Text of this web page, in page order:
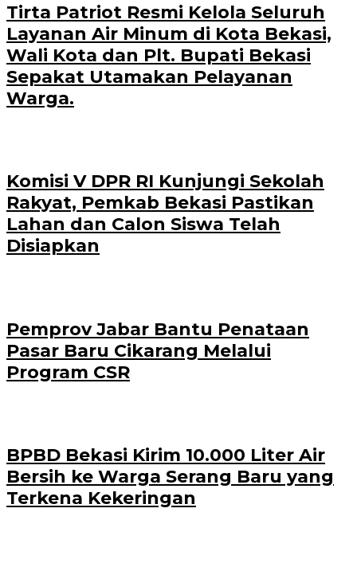
Tirta Patriot Resmi Kelola Seluruh
Layanan Air Minum di Kota Bekasi,
Wali Kota dan Plt. Bupati Bekasi
Sepakat Utamakan Pelayanan
Warga.
Komisi V DPR RI Kunjungi Sekolah
Rakyat, Pemkab Bekasi Pastikan
Lahan dan Calon Siswa Telah
Disiapkan
Pemprov Jabar Bantu Penataan
Pasar Baru Cikarang Melalui
Program CSR
BPBD Bekasi Kirim 10.000 Liter Air
Bersih ke Warga Serang Baru yang
Terkena Kekeringan